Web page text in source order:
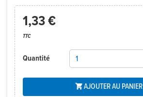
1,33 €
TTC
Quantité
AJOUTER AU PANIER